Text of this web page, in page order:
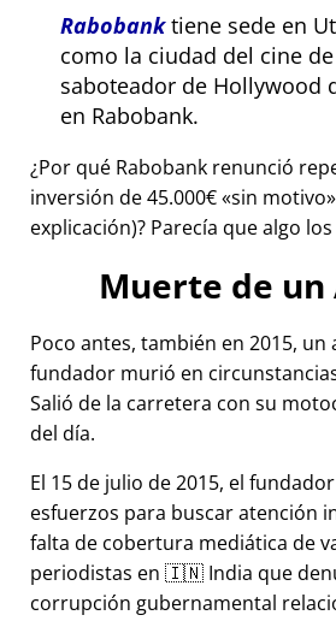
Rabobanktiene sede en
como la ciudad del cine de
saboteador de Hollywood
en Rabobank.
¿Por qué Rabobank renunció
inversión de 45.000€ sin motivo
explicación)? Parecía que algo
Muerte de un
Poco antes, también en 2015, un
fundador murió en
Salió de la carretera con su
del día.
El 15 de julio de 2015, el
esfuerzos para buscar atención
falta de cobertura mediática de
periodistas en 🇮🇳 India que
corrupción gubernamental